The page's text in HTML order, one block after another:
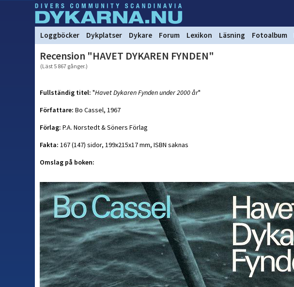
Loggböcker Dykplatser Dykare Forum Lexikon Läsning Fotoalbum
Recension "HAVET DYKAREN FYNDEN"
(Läst 5 867 gånger.)
Fullständig titel: "Havet Dykaren Fynden under 2000 år"
Författare: Bo Cassel, 1967
Förlag: P.A. Norstedt & Söners Förlag
Fakta: 167 (147) sidor, 199x215x17 mm, ISBN saknas
Omslag på boken: